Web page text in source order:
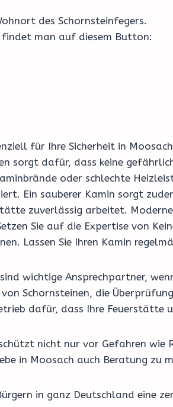
des Schornsteinfegers.
findet man auf diesem Button:
für Ihre Sicherheit in
sorgt dafür, dass keine
oder schlechte
Ein sauberer Kamin sorgt
zuverlässig arbeitet.
Sie auf die Expertise von
Lassen Sie Ihren Kamin
wichtige Ansprechpartner,
Schornsteinen, die
dafür, dass Ihre Feuerstätte
nicht nur vor Gefahren
in Moosach auch Beratung zu
in ganz Deutschland eine